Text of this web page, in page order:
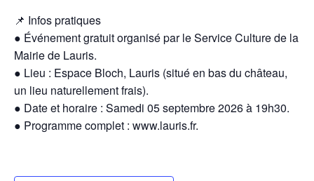
📌 Infos pratiques
● Événement gratuit organisé par le Service Culture de la
Mairie de Lauris.
● Lieu : Espace Bloch, Lauris (situé en bas du château,
un lieu naturellement frais).
● Date et horaire : Samedi 05 septembre 2026 à 19h30.
● Programme complet : www.lauris.fr.